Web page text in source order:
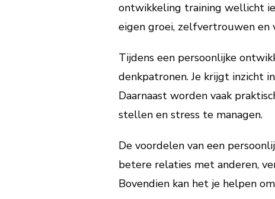
ontwikkeling training wellicht
eigen groei, zelfvertrouwen en
Tijdens een persoonlijke
denkpatronen. Je krijgt inzicht
Daarnaast worden vaak
stellen en stress te managen.
De voordelen van een
betere relaties met anderen,
Bovendien kan het je helpen